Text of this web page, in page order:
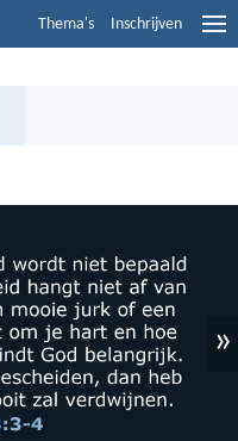
Thema's Inschrijven
»